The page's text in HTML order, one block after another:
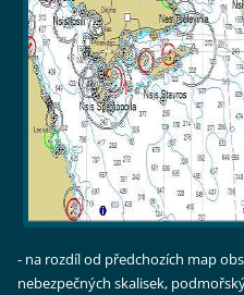
- na rozdíl od předchozích map
nebezpečných skalisek,